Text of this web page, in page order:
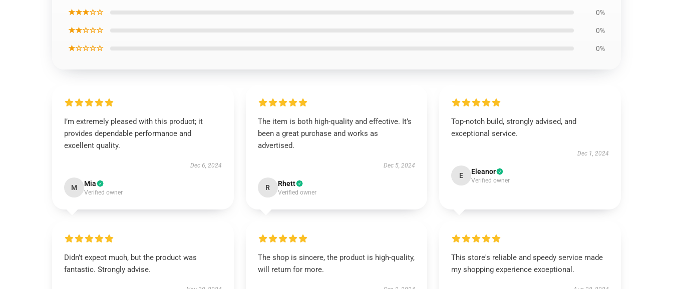
★★★☆☆ 0%
★★☆☆☆ 0%
★☆☆☆☆ 0%
I’m extremely pleased with this product; it
provides dependable performance and
excellent quality.
Dec 6, 2024
M Mia
Verified owner
The item is both high-quality and effective. It’s
been a great purchase and works as
advertised.
Dec 5, 2024
R Rhett
Verified owner
Top-notch build, strongly advised, and
exceptional service.
Dec 1, 2024
E Eleanor
Verified owner
Didn’t expect much, but the product was
fantastic. Strongly advise.
The shop is sincere, the product is high-quality,
will return for more.
This store's reliable and speedy service made
my shopping experience exceptional.